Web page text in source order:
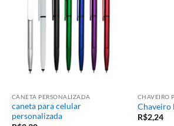
CANETA PERSONALIZADA
caneta para celular
personalizada
CHAVEIRO
Chaveiro
R$2,24